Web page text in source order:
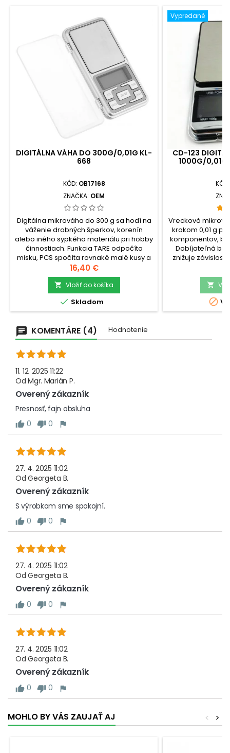
DIGITÁLNA VÁHA DO 300G/0,01G KL-
668
KÓD: OB17168
ZNAČKA: OEM
Digitálna mikrováha do 300 g sa hodí na
váženie drobných šperkov, korenín
alebo iného sypkého materiálu pri hobby
činnostiach. Funkcia TARE odpočíta
misku, PCS spočíta rovnaké malé kusy a
hodnota zostáva čitateľná na
podsvietenom displeji aj pri horšom
svetle.check_circleVáživosť: 300
gcheck_circleRozlíšenie: 0,01
gcheck_circlePlocha: 5,2 x 5,7 cm,...
Cena
16,40 €
 Vložiť do košíka
 Skladom
Vypredané
CD-123
1000G/0,01G
Vrecková
krokom 0,01 g
komponentov,
Dobíjateľná
znižuje závislosť
vytvára


KOMENTÁRE (4) Hodnotenie
11. 12. 2025 11:22
OdMgr. Marián P.
Overený zákazník
Presnosť, fajn obsluha
0
0
27. 4. 2025 11:02
OdGeorgeta B.
Overený zákazník
S výrobkom sme spokojní.
0
0
27. 4. 2025 11:02
OdGeorgeta B.
Overený zákazník
0 0
27. 4. 2025 11:02
OdGeorgeta B.
Overený zákazník
0 0
MOHLO BY VÁS ZAUJAŤ AJ >
<